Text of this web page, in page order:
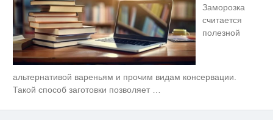
Заморозка
считается
полезной
альтернативой вареньям и прочим видам консервации.
Такой способ заготовки позволяет …
i
Ролик длится несколько секунд,
а смеяться вы будете долго